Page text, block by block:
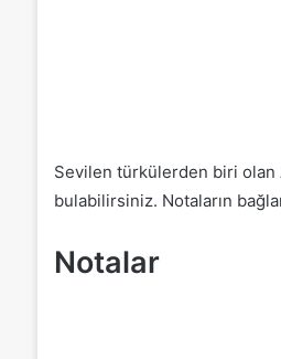
Sevilen türkülerden biri olan
bulabilirsiniz. Notaların
Notalar